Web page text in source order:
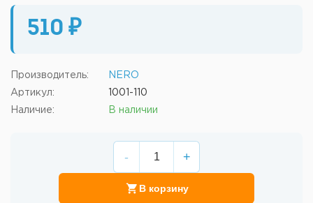
510 ₽
Производитель: NERO
Артикул: 1001-110
Наличие: В наличии
- +
В корзину